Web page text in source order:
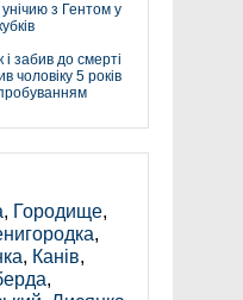
з Гентом у
забив до смерті
чоловіку 5 років
, Городище,
,
, Канів,
,